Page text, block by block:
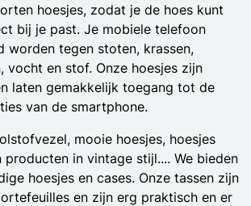
hoesjes, zodat je de hoes kunt
bij je past. Je mobiele telefoon
worden tegen stoten, krassen,
vocht en stof. Onze hoesjes zijn
laten gemakkelijk toegang tot de
van de smartphone.
mooie hoesjes, hoesjes
producten in vintage stijl.... We bieden
hoesjes en cases. Onze tassen zijn
en zijn erg praktisch en er